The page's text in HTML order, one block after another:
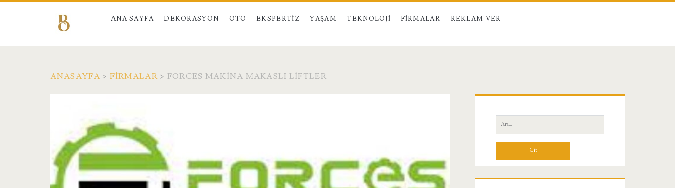
ANA SAYFA DEKORASYON OTO EKSPERTIZ YAŞAM TEKNOLOJI FIRMALAR REKLAM VER
ANASAYFA > FIRMALAR> FORCES MAKINA MAKASLI LIFTLER
Yan
Menü
Ara: